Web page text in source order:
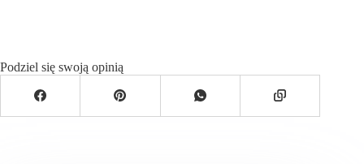
Podziel się swoją opinią